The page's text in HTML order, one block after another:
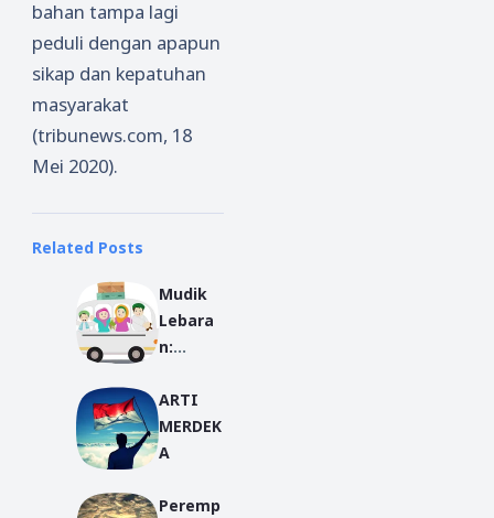
bahan tampa lagi
peduli dengan apapun
sikap dan kepatuhan
masyarakat
(tribunews.com, 18
Mei 2020).
Related Posts
Mudik
Lebara
n:
Menghi
dupkan
Silatura
ARTI
MERDEK
A
Peremp